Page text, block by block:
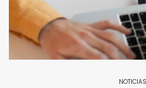
NOTICIAS